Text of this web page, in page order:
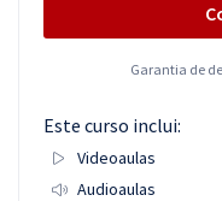
Garantia de
Este curso inclui:
Videoaulas
Audioaulas